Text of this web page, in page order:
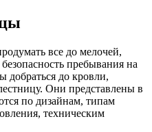
все до мелочей,
пребывания на
добраться до кровли,
Они представлены в
по дизайнам, типам
техническим